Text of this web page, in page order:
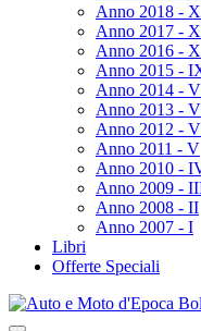
Anno 2018 -
Anno 2017 -
Anno 2016 - X
Anno 2015 -
Anno 2014 -
Anno 2013 -
Anno 2012 -
Anno 2011 - V
Anno 2010 -
Anno 2009 -
Anno 2008 - II
Anno 2007 - I
Libri
Offerte Speciali